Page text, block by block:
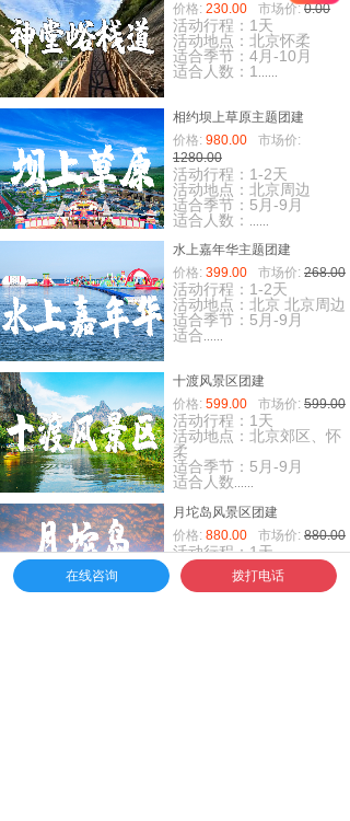
价格: 230.00 市场价:0.00
活动行程：1天
活动地点：北京怀柔
适合季节：4月-10月
适合人数：1
相约坝上草原主题团建
价格: 980.00
市场价:
1280.00
活动行程：1-2天
活动地点：北京周边
适合季节：5月-9月
适合人数：
水上嘉年华主题团建
价格: 399.00 市场价: 268.00
活动行程：1-2天
活动地点：北京 北京周边
适合季节：5月-9月
适合
十渡风景区团建
价格: 599.00 市场价: 599.00
活动行程：1天
活动地点：北京郊区、怀
柔
适合季节：5月-9月
适合人数
月坨岛风景区团建
价格: 880.00 市场价: 880.00
活动行程：1天
活动地点：河北唐山
适合季节：5月-9月
适合人数：20
在线咨询 拨打电话